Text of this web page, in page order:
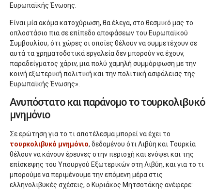
Ευρωπαϊκής Ένωσης.
Είναι μία ακόμα κατοχύρωση, θα έλεγα, στο θεσμικό μας το
οπλοστάσιο πια σε επίπεδο αποφάσεων του Ευρωπαϊκού
Συμβουλίου, ότι χώρες οι οποίες θέλουν να συμμετέχουν σε
αυτά τα χρηματοδοτικά εργαλεία δεν μπορούν να έχουν,
παραδείγματος χάριν, μια πολύ χαμηλή συμμόρφωση με την
κοινή εξωτερική πολιτική και την πολιτική ασφάλειας της
Ευρωπαϊκής Ένωσης».
Ανυπόστατο και παράνομο το τουρκολιβυκό
μνημόνιο
Σε ερώτηση για το τι αποτέλεσμα μπορεί να έχει το
τουρκολιβυκό μνημόνιο, δεδομένου ότι Λιβύη και Τουρκία
θέλουν να κάνουν έρευνες στην περιοχή και ενόψει και της
επίσκεψης του Υπουργού Εξωτερικών στη Λιβύη, και για το τι
μπορούμε να περιμένουμε την επόμενη μέρα στις
ελληνολιβυκές σχέσεις, ο Κυριάκος Μητσοτάκης ανέφερε: